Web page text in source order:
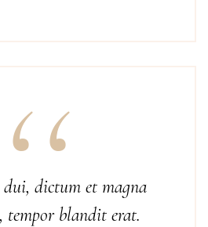
dictum et magna
blandit erat.